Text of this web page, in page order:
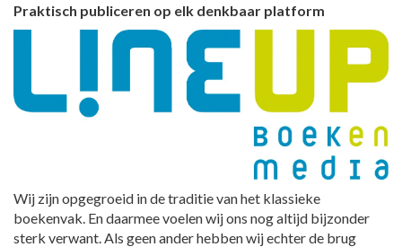
Praktisch publiceren op elk denkbaar platform
Wij zijn opgegroeid in de traditie van het klassieke
boekenvak. En daarmee voelen wij ons nog altijd bijzonder
sterk verwant. Als geen ander hebben wij echter de brug